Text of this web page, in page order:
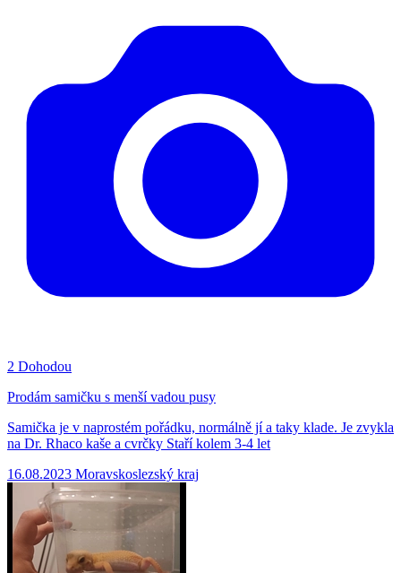
2 Dohodou
Prodám samičku s menší vadou pusy
Samička je v naprostém pořádku, normálně jí a taky klade. Je zvykla
na Dr. Rhaco kaše a cvrčky Staří kolem 3-4 let
16.08.2023 Moravskoslezský kraj